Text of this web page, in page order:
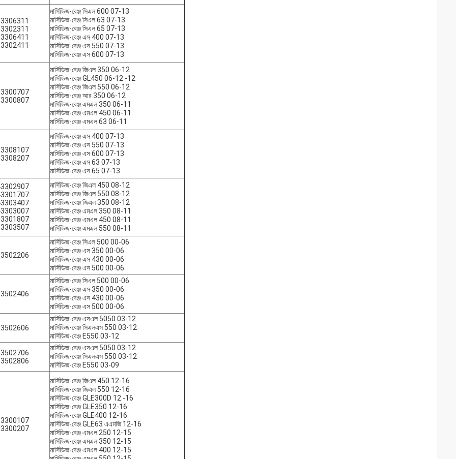
মার্সিডিজ-বেঞ্জ সিএল 600 07-13
মার্সিডিজ-বেঞ্জ সিএল 63 07-13
মার্সিডিজ-বেঞ্জ সিএল 65 07-13
মার্সিডিজ-বেঞ্জ এস 400 07-13
মার্সিডিজ-বেঞ্জ এস 550 07-13
মার্সিডিজ-বেঞ্জ এস 600 07-13
মার্সিডিজ-বেঞ্জ জিএল 350 06-12
মার্সিডিজ-বেঞ্জ GL450 06-12 -12
মার্সিডিজ-বেঞ্জ জিএল 550 06-12
মার্সিডিজ-বেঞ্জ আর 350 06-12
মার্সিডিজ-বেঞ্জ এমএল 350 06-11
মার্সিডিজ-বেঞ্জ এমএল 450 06-11
মার্সিডিজ-বেঞ্জ এমএল 63 06-11
মার্সিডিজ-বেঞ্জ এস 400 07-13
মার্সিডিজ-বেঞ্জ এস 550 07-13
মার্সিডিজ-বেঞ্জ এস 600 07-13
মার্সিডিজ-বেঞ্জ এস 63 07-13
মার্সিডিজ-বেঞ্জ এস 65 07-13
মার্সিডিজ-বেঞ্জ জিএল 450 08-12
মার্সিডিজ-বেঞ্জ জিএল 550 08-12
মার্সিডিজ-বেঞ্জ জিএল 350 08-12
মার্সিডিজ-বেঞ্জ এমএল 350 08-11
মার্সিডিজ-বেঞ্জ এমএল 450 08-11
মার্সিডিজ-বেঞ্জ এমএল 550 08-11
মার্সিডিজ-বেঞ্জ সিএল 500 00-06
মার্সিডিজ-বেঞ্জ এস 350 00-06
মার্সিডিজ-বেঞ্জ এস 430 00-06
মার্সিডিজ-বেঞ্জ এস 500 00-06
মার্সিডিজ-বেঞ্জ সিএল 500 00-06
মার্সিডিজ-বেঞ্জ এস 350 00-06
মার্সিডিজ-বেঞ্জ এস 430 00-06
মার্সিডিজ-বেঞ্জ এস 500 00-06
মার্সিডিজ-বেঞ্জ এসএল 5050 03-12
মার্সিডিজ-বেঞ্জ সিএলএস 550 03-12
মার্সিডিজ-বেঞ্জ E550 03-12
মার্সিডিজ-বেঞ্জ এসএল 5050 03-12
মার্সিডিজ-বেঞ্জ সিএলএস 550 03-12
মার্সিডিজ-বেঞ্জ E550 03-09
মার্সিডিজ-বেঞ্জ জিএল 450 12-16
মার্সিডিজ-বেঞ্জ জিএল 550 12-16
মার্সিডিজ-বেঞ্জ GLE300D 12 -16
মার্সিডিজ-বেঞ্জ GLE350 12-16
মার্সিডিজ-বেঞ্জ GLE400 12-16
মার্সিডিজ-বেঞ্জ GLE63 এএমজি 12-16
মার্সিডিজ-বেঞ্জ এমএল 250 12-15
মার্সিডিজ-বেঞ্জ এমএল 350 12-15
মার্সিডিজ-বেঞ্জ এমএল 400 12-15